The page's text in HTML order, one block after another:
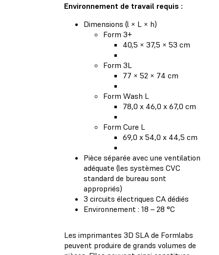
Environnement de travail requis :
Dimensions (l × L × h)
Form 3+
40,5 × 37,5 × 53 cm
Form 3L
77 × 52 × 74 cm
Form Wash L
78,0 x 46,0 x 67,0 cm
Form Cure L
69,0 x 54,0 x 44,5 cm
Pièce séparée avec une ventilation
adéquate (les systèmes CVC
standard de bureau sont
appropriés)
3 circuits électriques CA dédiés
Environnement : 18 – 28 °C
Les imprimantes 3D SLA de Formlabs
peuvent produire de grands volumes de